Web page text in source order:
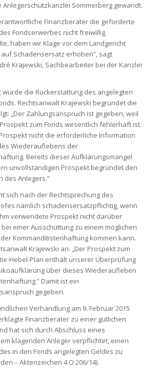
Anlegerschutzkanzlei Sommerberg gewandt.
Finanzberater die geforderte
Fondserwerbes nicht freiwillig
haben wir Klage vor dem Landgericht
Schadensersatz erhoben“, sagt
Krajewski, Sachbearbeiter bei der Kanzlei
wurde die Rückerstattung des angelegten
Rechtsanwalt Krajewski begründet die
„Der Zahlungsanspruch ist gegeben, weil
zum Fonds wesentlich fehlerhaft ist.
nicht die erforderliche Information
Wiederauflebens der
Bereits dieser Aufklärungsmangel
unvollständigen Prospekt begründet den
des Anlegers.“
sich nach der Rechtsprechung des
nämlich schadensersatzpflichtig, wenn
verwendete Prospekt nicht darüber
einer Ausschüttung zu einem möglichen
Kommanditistenhaftung kommen kann.
Krajewski an: „Der Prospekt zum
Hebel-Plan enthält unserer Überprüfung
über dieses Wiederaufleben
Damit ist ein
gegeben.
Verhandlung am 9. Februar 2015
Finanzberater zu einer gütlichen
hat sich durch Abschluss eines
klagenden Anleger verpflichtet, einen
in den Fonds angelegten Geldes zu
– Aktenzeichen 4 O 206/14).